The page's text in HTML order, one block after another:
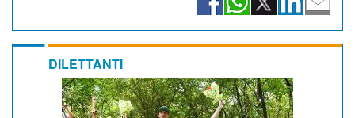
DILETTANTI